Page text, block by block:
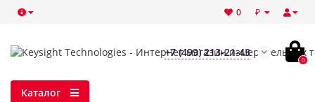
₽
0
+7 (499) 213-21-43
0
Каталог